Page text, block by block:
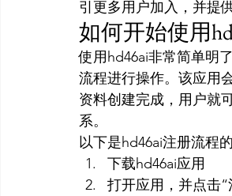
引更多用户加入，并提
如何开始使用
使用hd46ai非常简单明
流程进行操作。该应用
资料创建完成，用户就
系。
以下是hd46ai注册流程
下载hd46ai应用
打开应用，并点击“